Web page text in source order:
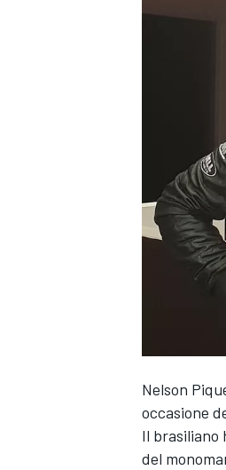
Nelson
occasione
Il brasiliano
del